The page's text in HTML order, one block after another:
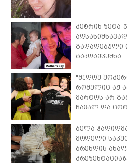
კეტრინ
გადაღებული
გამოაქვეყნა
"მედოუ
რომელიც აქ
მარტოს არ
წავალ და
პოლ უოკერის
სიტყვებით
ბელა
მოდელი
ბრენდის